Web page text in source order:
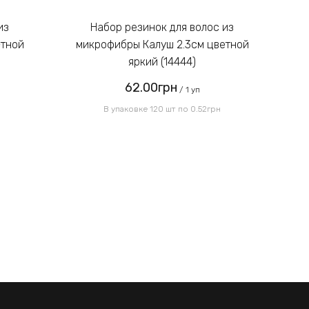
Отправить
Набор резинок для волос из
микрофибры Калуш 2.3см цветной
яркий (14444)
62.00грн / 1 уп
В упаковке 120 шт по 0.52грн